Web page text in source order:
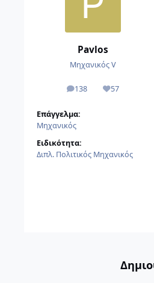
Pavlos
Μηχανικός V
138
αναρτήσεις
57
Reputation
Επάγγελμα:
Μηχανικός
Ειδικότητα:
Διπλ. Πολιτικός Μηχανικός